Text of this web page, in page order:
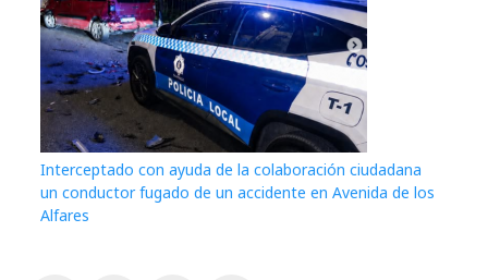
Interceptado con ayuda de la colaboración ciudadana
un conductor fugado de un accidente en Avenida de los
Alfares